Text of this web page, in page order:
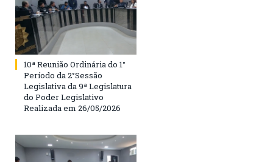
10ª Reunião Ordinária do 1°
Período da 2°Sessão
Legislativa da 9ª Legislatura
do Poder Legislativo
Realizada em 26/05/2026